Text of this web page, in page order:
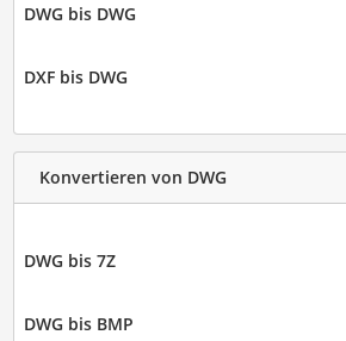
DWG bis DWG
DXF bis DWG
Konvertieren von DWG
DWG bis 7Z
DWG bis BMP